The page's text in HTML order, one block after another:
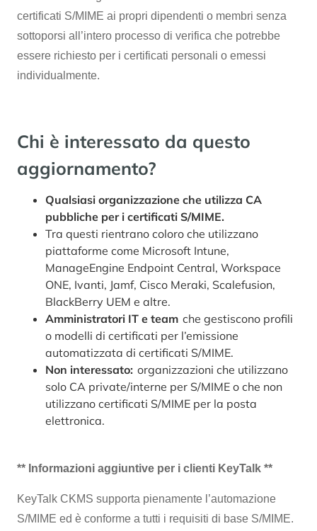
certificati S/MIME ai propri dipendenti o membri senza
sottoporsi all’intero processo di verifica che potrebbe
essere richiesto per i certificati personali o emessi
individualmente.
Chi è interessato da questo
aggiornamento?
Qualsiasi organizzazione che utilizza CA
pubbliche per i certificati S/MIME.
Tra questi rientrano coloro che utilizzano
piattaforme come Microsoft Intune,
ManageEngine Endpoint Central, Workspace
ONE, Ivanti, Jamf, Cisco Meraki, Scalefusion,
BlackBerry UEM e altre.
Amministratori IT e team che gestiscono profili
o modelli di certificati per l’emissione
automatizzata di certificati S/MIME.
Non interessato: organizzazioni che utilizzano
solo CA private/interne per S/MIME o che non
utilizzano certificati S/MIME per la posta
elettronica.
** Informazioni aggiuntive per i clienti KeyTalk **
KeyTalk CKMS supporta pienamente l’automazione
S/MIME ed è conforme a tutti i requisiti di base S/MIME.